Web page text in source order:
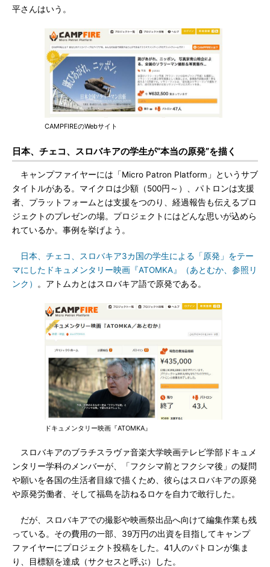
平さんはいう。
CAMPFIREのWebサイト
日本、チェコ、スロバキアの学生が“本当の原発”を描く
キャンプファイヤーには「Micro Patron Platform」というサブ
タイトルがある。マイクロは少額（500円～）、パトロンは支援
者、プラットフォームとは支援をつのり、経過報告も伝えるプロ
ジェクトのプレゼンの場。プロジェクトにはどんな思いが込めら
れているか。事例を挙げよう。
日本、チェコ、スロバキア3カ国の学生による「原発」をテー
マにしたドキュメンタリー映画『ATOMKA』（あとむか、参照リ
ンク）
。アトムカとはスロバキア語で原発である。
ドキュメンタリー映画『ATOMKA』
スロバキアのブラチスラヴァ音楽大学映画テレビ学部ドキュメ
ンタリー学科のメンバーが、「フクシマ前とフクシマ後」の疑問
や願いを各国の生活者目線で描くため、彼らはスロバキアの原発
や原発労働者、そして福島を訪ねるロケを自力で敢行した。
だが、スロバキアでの撮影や映画祭出品へ向けて編集作業も残
っている。その費用の一部、39万円の出資を目指してキャンプ
ファイヤーにプロジェクト投稿をした。41人のパトロンが集ま
り、目標額を達成（サクセスと呼ぶ）した。